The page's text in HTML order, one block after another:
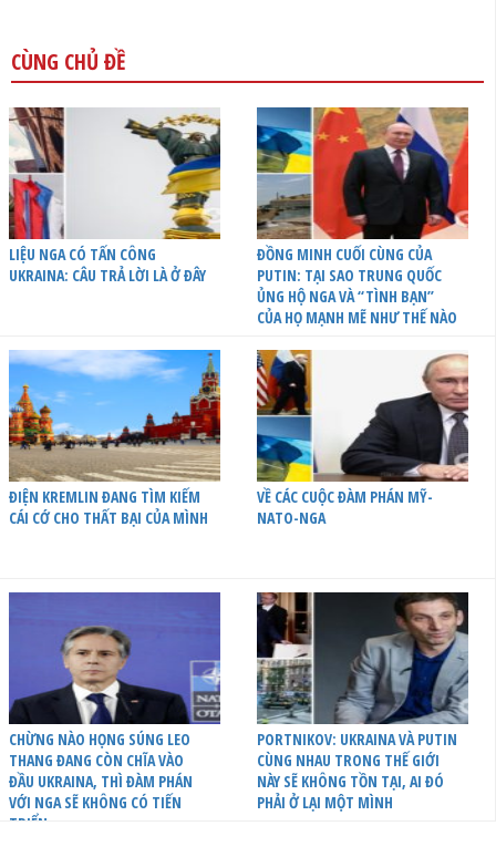
CÙNG CHỦ ĐỀ
LIỆU NGA CÓ TẤN CÔNG
UKRAINA: CÂU TRẢ LỜI LÀ Ở ĐÂY
ĐỒNG MINH CUỐI CÙNG CỦA
PUTIN: TẠI SAO TRUNG QUỐC
ỦNG HỘ NGA VÀ “TÌNH BẠN”
CỦA HỌ MẠNH MẼ NHƯ THẾ NÀO
ĐIỆN KREMLIN ĐANG TÌM KIẾM
CÁI CỚ CHO THẤT BẠI CỦA MÌNH
VỀ CÁC CUỘC ĐÀM PHÁN MỸ-
NATO-NGA
CHỪNG NÀO HỌNG SÚNG LEO
THANG ĐANG CÒN CHĨA VÀO
ĐẦU UKRAINA, THÌ ĐÀM PHÁN
VỚI NGA SẼ KHÔNG CÓ TIẾN
TRIỂN
PORTNIKOV: UKRAINA VÀ PUTIN
CÙNG NHAU TRONG THẾ GIỚI
NÀY SẼ KHÔNG TỒN TẠI, AI ĐÓ
PHẢI Ở LẠI MỘT MÌNH